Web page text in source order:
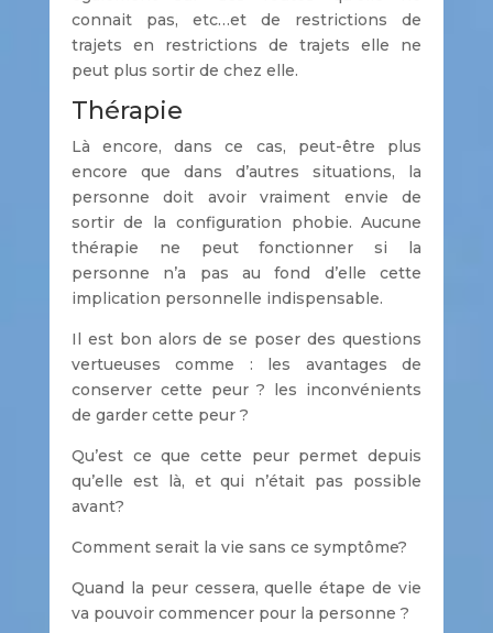
connait pas, etc…et de restrictions de
trajets en restrictions de trajets elle ne
peut plus sortir de chez elle.
Thérapie
Là encore, dans ce cas, peut-être plus
encore que dans d’autres situations, la
personne doit avoir vraiment envie de
sortir de la configuration phobie. Aucune
thérapie ne peut fonctionner si la
personne n’a pas au fond d’elle cette
implication personnelle indispensable.
Il est bon alors de se poser des questions
vertueuses comme : les avantages de
conserver cette peur ? les inconvénients
de garder cette peur ?
Qu’est ce que cette peur permet depuis
qu’elle est là, et qui n’était pas possible
avant?
Comment serait la vie sans ce symptôme?
Quand la peur cessera, quelle étape de vie
va pouvoir commencer pour la personne ?